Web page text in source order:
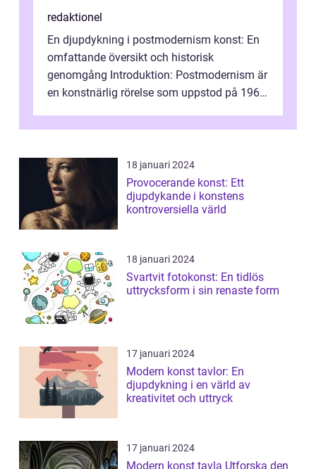
redaktionel
En djupdykning i postmodernism konst: En
omfattande översikt och historisk
genomgång Introduktion: Postmodernism är
en konstnärlig rörelse som uppstod på 1960-
18 januari 2024
Provocerande konst: Ett
djupdykande i konstens
kontroversiella värld
18 januari 2024
Svartvit fotokonst: En tidlös
uttrycksform i sin renaste form
17 januari 2024
Modern konst tavlor: En
djupdykning i en värld av
kreativitet och uttryck
17 januari 2024
Modern konst tavla Utforska den